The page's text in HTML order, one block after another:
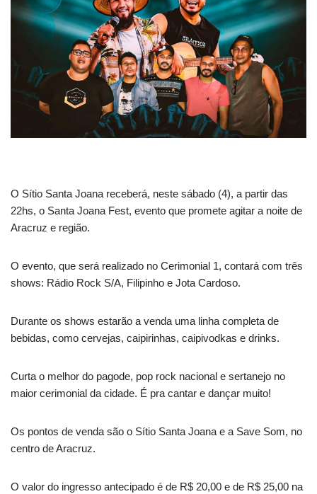
O Sítio Santa Joana receberá, neste sábado (4), a partir das
22hs, o Santa Joana Fest, evento que promete agitar a noite de
Aracruz e região.
O evento, que será realizado no Cerimonial 1, contará com três
shows: Rádio Rock S/A, Filipinho e Jota Cardoso.
Durante os shows estarão a venda uma linha completa de
bebidas, como cervejas, caipirinhas, caipivodkas e drinks.
Curta o melhor do pagode, pop rock nacional e sertanejo no
maior cerimonial da cidade. É pra cantar e dançar muito!
Os pontos de venda são o Sítio Santa Joana e a Save Som, no
centro de Aracruz.
O valor do ingresso antecipado é de R$ 20,00 e de R$ 25,00 na